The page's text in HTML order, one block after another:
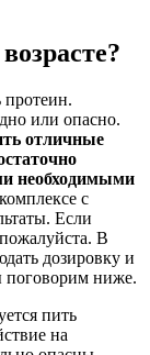
протеин.
или опасно.
отличные
необходимыми
с
Если
В
дозировку и
поговорим ниже.
пить
на